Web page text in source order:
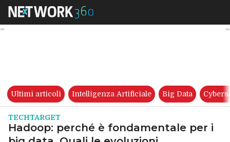
Hadoop: perché è
Ultimi articoli Intelligenza Artificiale Big Data
TECHTARGET
Hadoop: perché è fondamentale per i